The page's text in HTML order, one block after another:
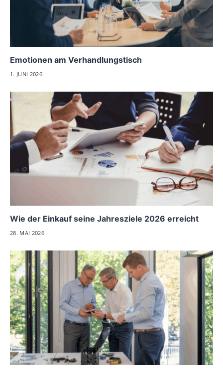
Emotionen am Verhandlungstisch
1. JUNI 2026
Wie der Einkauf seine Jahresziele 2026 erreicht
28. MAI 2026